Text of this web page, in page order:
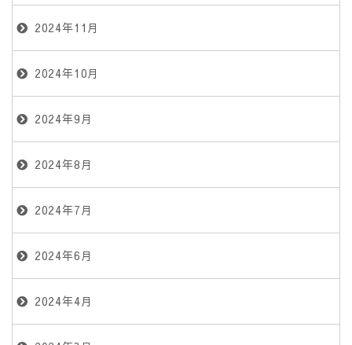
2024年11月
2024年10月
2024年9月
2024年8月
2024年7月
2024年6月
2024年4月